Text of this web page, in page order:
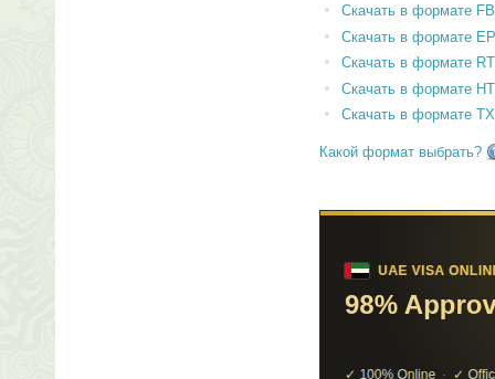
Скачать в формате
Скачать в формате
Скачать в формате
Скачать в формате
Скачать в формате
Какой формат выбрать?